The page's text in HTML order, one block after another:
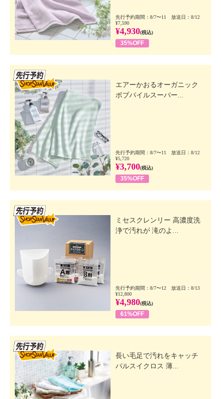
先行予約期間：8/7〜11 放送日：8/12
¥7,590
¥4,930(税込)
35%OFF
エアーかおるオーガニック
ボブパイルスーパー...
先行予約期間：8/7〜11 放送日：8/12
¥5,720
¥3,700(税込)
35%OFF
ミセスクレンリー 高濃度洗
浄で汚れが 滝のよ...
先行予約期間：8/7〜12 放送日：8/13
¥12,800
¥4,980(税込)
61%OFF
長い毛足で汚れをキャッチ
パルスイクロス 薄...